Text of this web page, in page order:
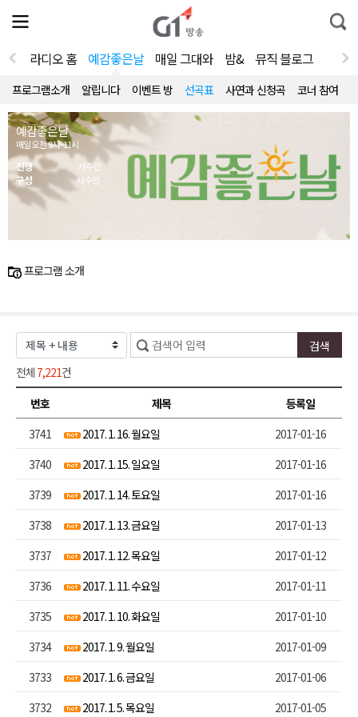
전
체
뉴
열
통
합
라디오 홈 예감좋은날 매일 그대와 밤& 뮤직 블로그
프로그램소개 알립니다 이벤트 방 선곡표 사연과 신청곡 코너 참여
예감좋은날
매일 오전 9시~11시
진행
서수민
구성
서수민
프로그램 소개
전체 7,221건
번호
제목
등록일
3741
2017. 1. 16. 월요일
2017-01-16
3740
2017. 1. 15. 일요일
2017-01-16
3739
2017. 1. 14. 토요일
2017-01-16
3738
2017. 1. 13. 금요일
2017-01-13
3737
2017. 1. 12. 목요일
2017-01-12
3736
2017. 1. 11. 수요일
2017-01-11
3735
2017. 1. 10. 화요일
2017-01-10
3734
2017. 1. 9. 월요일
2017-01-09
3733
2017. 1. 6. 금요일
2017-01-06
3732
2017. 1. 5. 목요일 2017-01-05